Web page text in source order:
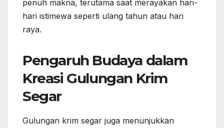
penuh makna, terutama saat merayakan hari-
hari istimewa seperti ulang tahun atau hari
raya.
Pengaruh Budaya dalam
Kreasi Gulungan Krim
Segar
Gulungan krim segar juga menunjukkan